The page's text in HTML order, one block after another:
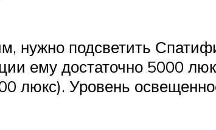
нужно подсветить
ему достаточно 5000
люкс). Уровень